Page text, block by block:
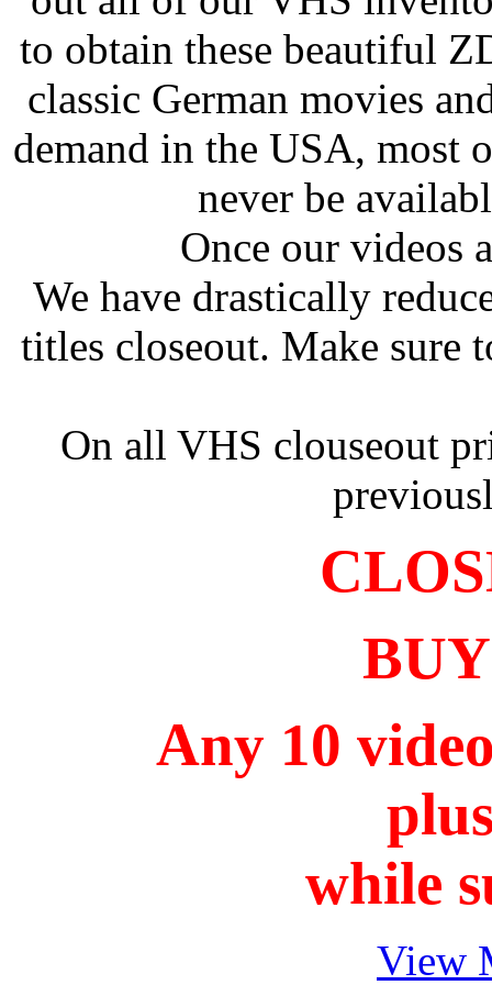
to obtain these beautiful
classic German movies
demand in the USA, most
never be
Once our videos
We have drastically
titles closeout. Make sure
On all VHS clouseout
Any 10
while
View